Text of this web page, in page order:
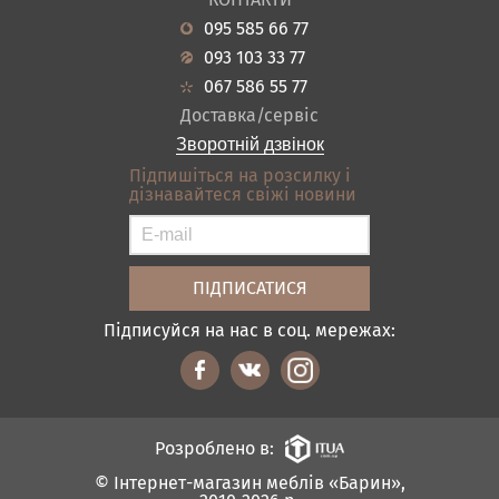
Кухня
Передпокої
Ванна
Акціі
Новини
Гарантія
Кредит
Оплата і доставка
Відгуки
Контакти
Карта сайту
Умови покупки
095 585 66 77
093 103 33 77
067 586 55 77
Доставка/сервіс
Зворотній дзвінок
Підпишіться на розсилку і
дізнавайтеся свіжі новини
Підписуйся на нас в соц. мережах:
© Інтернет-магазин меблів «Барин»,
Розроблено в: